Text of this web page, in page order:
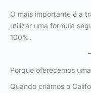
O mais importante é a
utilizar uma fórmula
100%.
Porque oferecemos
Quando criámos o